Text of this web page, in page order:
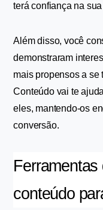
terá confiança na
Além disso, você
demonstraram
mais propensos a se
Conteúdo vai te
eles, mantendo-os
conversão.
conteúdo